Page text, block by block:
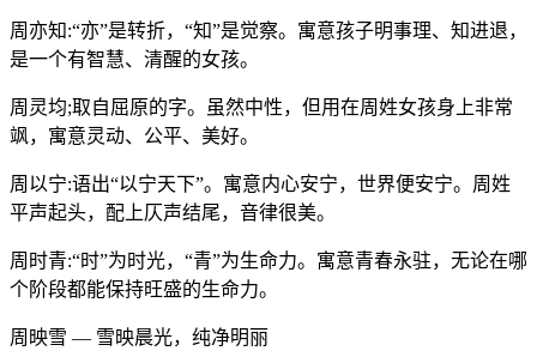
周亦知:“亦”是转折，“知”是觉察。寓意孩子明事理、知进退，
是一个有智慧、清醒的女孩。
周灵均;取自屈原的字。虽然中性，但用在周姓女孩身上非常
飒，寓意灵动、公平、美好。
周以宁:语出“以宁天下”。寓意内心安宁，世界便安宁。周姓
平声起头，配上仄声结尾，音律很美。
周时青:“时”为时光，“青”为生命力。寓意青春永驻，无论在哪
个阶段都能保持旺盛的生命力。
周映雪 — 雪映晨光，纯净明丽